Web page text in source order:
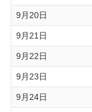
9月20日
9月21日
9月22日
9月23日
9月24日